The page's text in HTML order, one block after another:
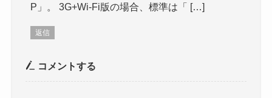
P」。 3G+Wi-Fi版の場合、標準は「 […]
返信
コメントする